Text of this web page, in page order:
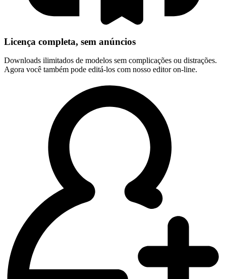
Licença completa, sem anúncios
Downloads ilimitados de modelos sem complicações ou distrações.
Agora você também pode editá-los com nosso editor on-line.